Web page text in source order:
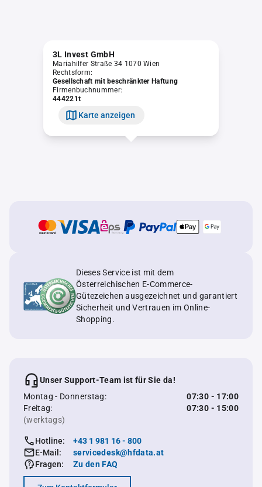
3L Invest GmbH
Mariahilfer Straße 34 1070 Wien
Rechtsform:
Gesellschaft mit beschränkter Haftung
Firmenbuchnummer:
444221t
Karte anzeigen
Dieses Service ist mit dem
Österreichischen E-Commerce-
Gütezeichen ausgezeichnet und garantiert
Sicherheit und Vertrauen im Online-
Shopping.
Unser Support-Team ist für Sie da!
Montag - Donnerstag:
07:30 - 17:00
Freitag:
07:30 - 15:00
(werktags)
Hotline:
+43 1 981 16 - 800
E-Mail:
servicedesk@hfdata.at
Fragen:
Zu den FAQ